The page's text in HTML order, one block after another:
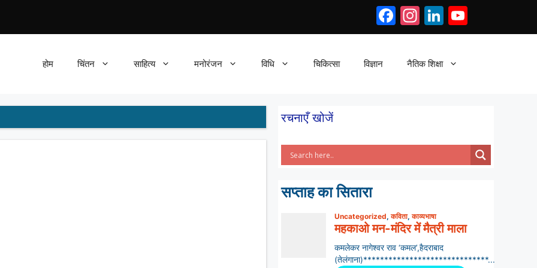
Facebook
Instagram
LinkedIn
होम चिंतन साहित्य मनोरंजन विधि चिकित्सा विज्ञान नैतिक शिक्षा
रचनाएँ खोजें
सप्ताह का सितारा